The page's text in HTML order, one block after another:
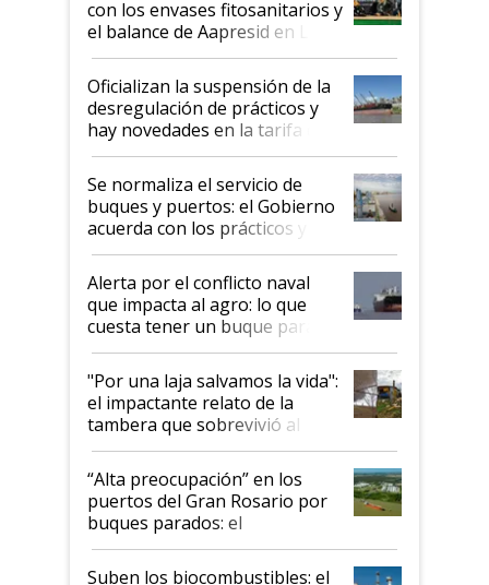
con los envases fitosanitarios y
el balance de Aapresid en La
Posta
Oficializan la suspensión de la
desregulación de prácticos y
hay novedades en la tarifa de
la hidrovía
Se normaliza el servicio de
buques y puertos: el Gobierno
acuerda con los prácticos y
suspende el decreto de
desregulación
Alerta por el conflicto naval
que impacta al agro: lo que
cuesta tener un buque parado
y el peligro de que Argentina
pase a ser "país sucio"
"Por una laja salvamos la vida":
el impactante relato de la
tambera que sobrevivió al
tornado
“Alta preocupación” en los
puertos del Gran Rosario por
buques parados: el
funcionamiento de las
exportadoras en tensión tras
Suben los biocombustibles: el